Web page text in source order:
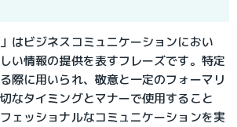
はビジネスコミュニケーションにおい
い情報の提供を表すフレーズです。特定
際に用いられ、敬意と一定のフォーマリ
なタイミングとマナーで使用すること
ェッショナルなコミュニケーションを実